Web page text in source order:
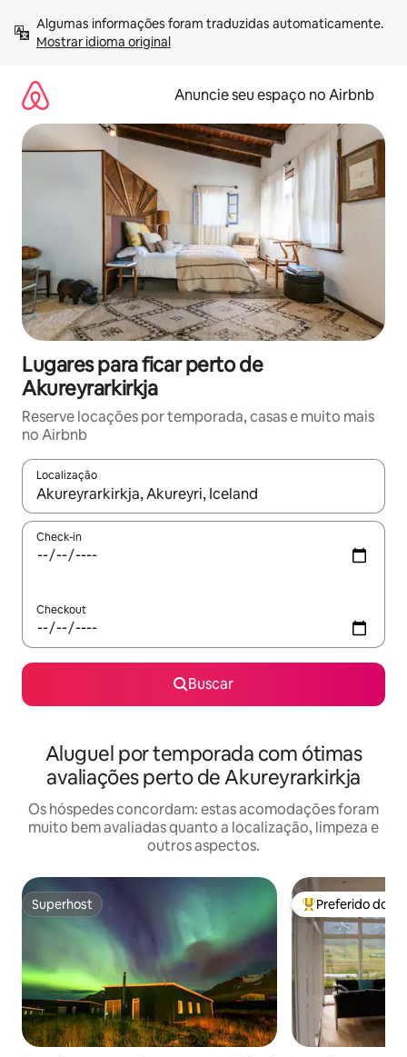
para
Mostrar idioma original
Anuncie seu espaço no Airbnb
Lugares para ficar perto de
Akureyrarkirkja
Reserve locações por temporada, casas e muito mais
no Airbnb
Localização
Quando os resultados estiverem disponíveis, explore-os
Check-in
Checkout
Buscar
Aluguel por temporada com ótimas
avaliações perto de Akureyrarkirkja
Os hóspedes concordam: estas acomodações foram
muito bem avaliadas quanto a localização, limpeza e
outros aspectos.
Superhost
Superhost Entre os
Preferido dos